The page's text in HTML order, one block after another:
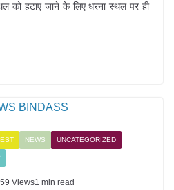
को हटाए जाने के लिए धरना स्थल पर ही
NEWS UNCATEGORIZED
Views1 min read